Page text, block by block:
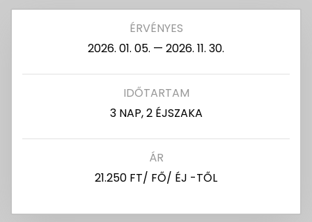
ÉRVÉNYES
2026. 01. 05. — 2026. 11. 30.
IDŐTARTAM
3 NAP, 2 ÉJSZAKA
ÁR
21.250 FT/ FŐ/ ÉJ -TŐL